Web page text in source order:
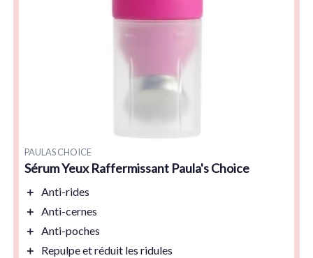
PAULAS CHOICE
Sérum Yeux Raffermissant Paula's Choice
＋ Anti-rides
＋ Anti-cernes
＋ Anti-poches
＋
Repulpeetréduit les ridules